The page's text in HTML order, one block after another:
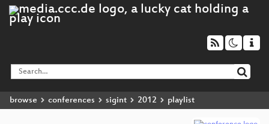
browse conferences sigint 2012 playlist